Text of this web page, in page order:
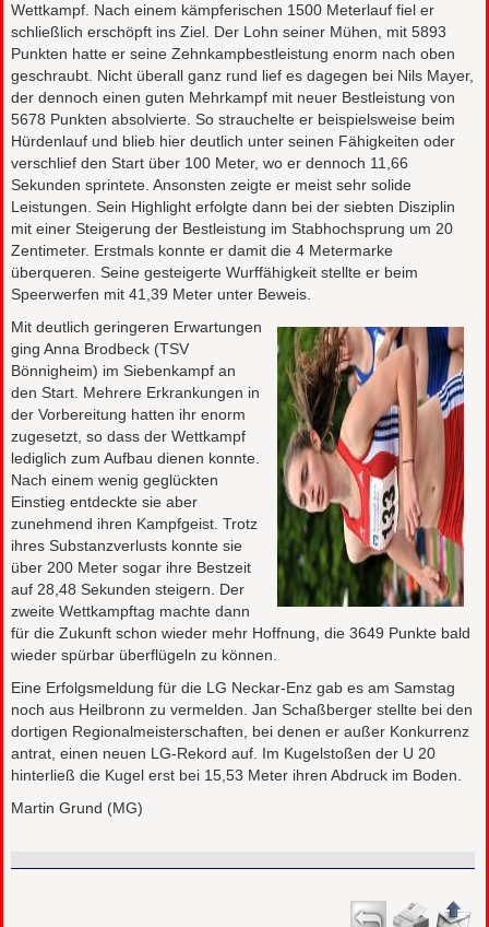
Wettkampf. Nach einem kämpferischen 1500 Meterlauf fiel er
schließlich erschöpft ins Ziel. Der Lohn seiner Mühen, mit 5893
Punkten hatte er seine Zehnkampbestleistung enorm nach oben
geschraubt. Nicht überall ganz rund lief es dagegen bei Nils Mayer,
der dennoch einen guten Mehrkampf mit neuer Bestleistung von
5678 Punkten absolvierte. So strauchelte er beispielsweise beim
Hürdenlauf und blieb hier deutlich unter seinen Fähigkeiten oder
verschlief den Start über 100 Meter, wo er dennoch 11,66
Sekunden sprintete. Ansonsten zeigte er meist sehr solide
Leistungen. Sein Highlight erfolgte dann bei der siebten Disziplin
mit einer Steigerung der Bestleistung im Stabhochsprung um 20
Zentimeter. Erstmals konnte er damit die 4 Metermarke
überqueren. Seine gesteigerte Wurffähigkeit stellte er beim
Speerwerfen mit 41,39 Meter unter Beweis.
Mit deutlich geringeren Erwartungen
ging Anna Brodbeck (TSV
Bönnigheim) im Siebenkampf an
den Start. Mehrere Erkrankungen in
der Vorbereitung hatten ihr enorm
zugesetzt, so dass der Wettkampf
lediglich zum Aufbau dienen konnte.
Nach einem wenig geglückten
Einstieg entdeckte sie aber
zunehmend ihren Kampfgeist. Trotz
ihres Substanzverlusts konnte sie
über 200 Meter sogar ihre Bestzeit
auf 28,48 Sekunden steigern. Der
zweite Wettkampftag machte dann
für die Zukunft schon wieder mehr Hoffnung, die 3649 Punkte bald
wieder spürbar überflügeln zu können.
Eine Erfolgsmeldung für die LG Neckar-Enz gab es am Samstag
noch aus Heilbronn zu vermelden. Jan Schaßberger stellte bei den
dortigen Regionalmeisterschaften, bei denen er außer Konkurrenz
antrat, einen neuen LG-Rekord auf. Im Kugelstoßen der U 20
hinterließ die Kugel erst bei 15,53 Meter ihren Abdruck im Boden.
Martin Grund (MG)